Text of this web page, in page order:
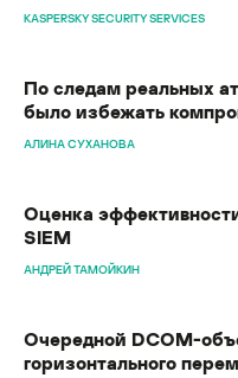
KASPERSKY SECURITY SERVICES
По следам реальных
было избежать
АЛИНА СУХАНОВА
Оценка
SIEM
АНДРЕЙ ТАМОЙКИН
Очередной DCOM-
горизонтального